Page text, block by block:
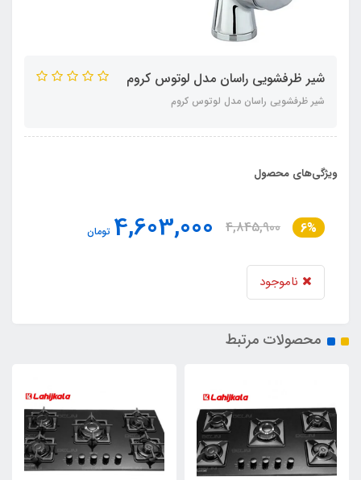
شیر ظرفشویی راسان مدل لوتوس کروم
شیر ظرفشویی راسان مدل لوتوس کروم
ویژگی‌های محصول
6%
4,845,900
4,603,000 تومان
ناموجود
محصولات مرتبط